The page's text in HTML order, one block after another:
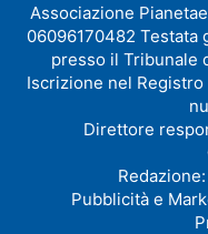
Associazione
06096170482
presso il Tribunale
Iscrizione nel
Direttore
Redazione:
Pubblicità e